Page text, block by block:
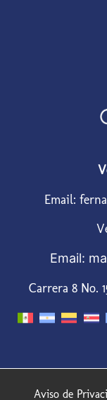
Email:
Email:
Carrera 8 No.
Aviso de